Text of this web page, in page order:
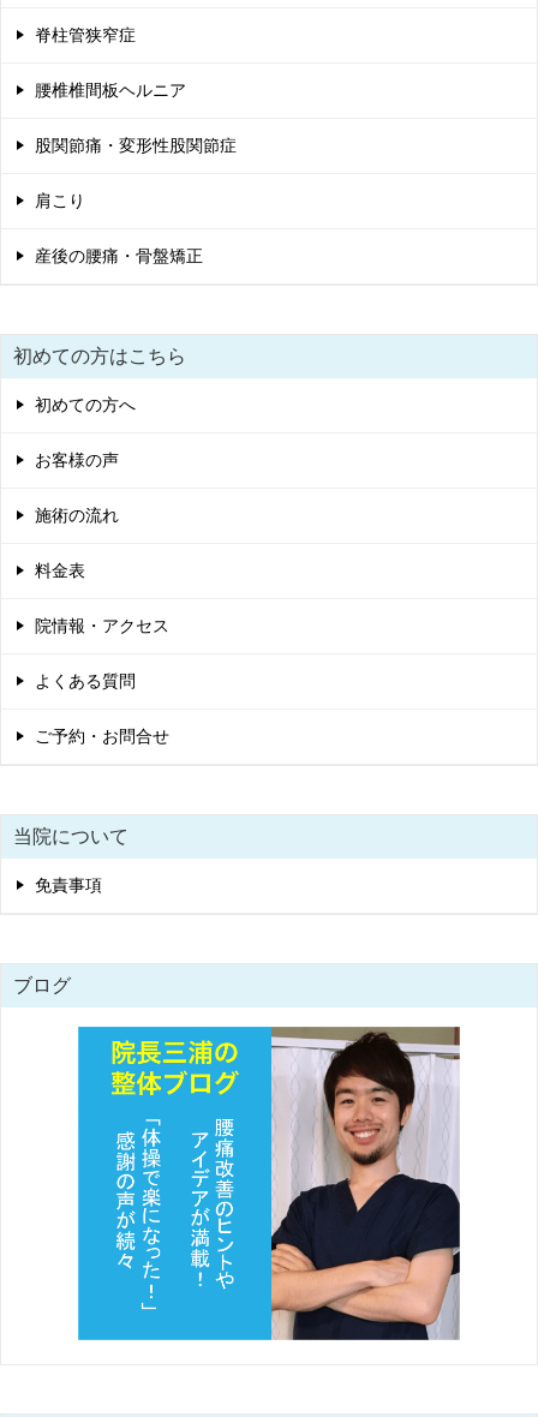
脊柱管狭窄症
腰椎椎間板ヘルニア
股関節痛・変形性股関節症
肩こり
産後の腰痛・骨盤矯正
初めての方はこちら
初めての方へ
お客様の声
施術の流れ
料金表
院情報・アクセス
よくある質問
ご予約・お問合せ
当院について
免責事項
ブログ